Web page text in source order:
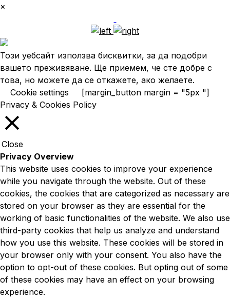
×
Този уебсайт използва бисквитки, за да подобри
вашето преживяване. Ще приемем, че сте добре с
това, но можете да се откажете, ако желаете.
Cookie settings
[margin_button margin = "5px "]
Privacy & Cookies Policy
Close
Privacy Overview
This website uses cookies to improve your experience
while you navigate through the website. Out of these
cookies, the cookies that are categorized as necessary are
stored on your browser as they are essential for the
working of basic functionalities of the website. We also use
third-party cookies that help us analyze and understand
how you use this website. These cookies will be stored in
your browser only with your consent. You also have the
option to opt-out of these cookies. But opting out of some
of these cookies may have an effect on your browsing
experience.